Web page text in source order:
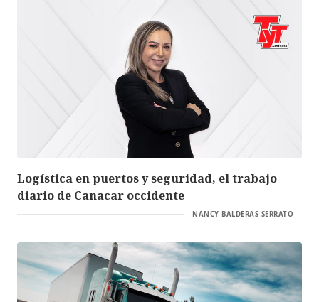
Logística en puertos y seguridad, el trabajo
diario de Canacar occidente
NANCY BALDERAS SERRATO